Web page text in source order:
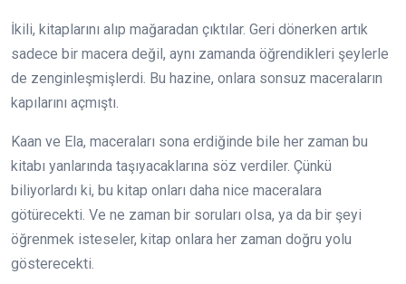
İkili, kitaplarını alıp mağaradan çıktılar. Geri dönerken artık
sadece bir macera değil, aynı zamanda öğrendikleri şeylerle
de zenginleşmişlerdi. Bu hazine, onlara sonsuz maceraların
kapılarını açmıştı.
Kaan ve Ela, maceraları sona erdiğinde bile her zaman bu
kitabı yanlarında taşıyacaklarına söz verdiler. Çünkü
biliyorlardı ki, bu kitap onları daha nice maceralara
götürecekti. Ve ne zaman bir soruları olsa, ya da bir şeyi
öğrenmek isteseler, kitap onlara her zaman doğru yolu
gösterecekti.